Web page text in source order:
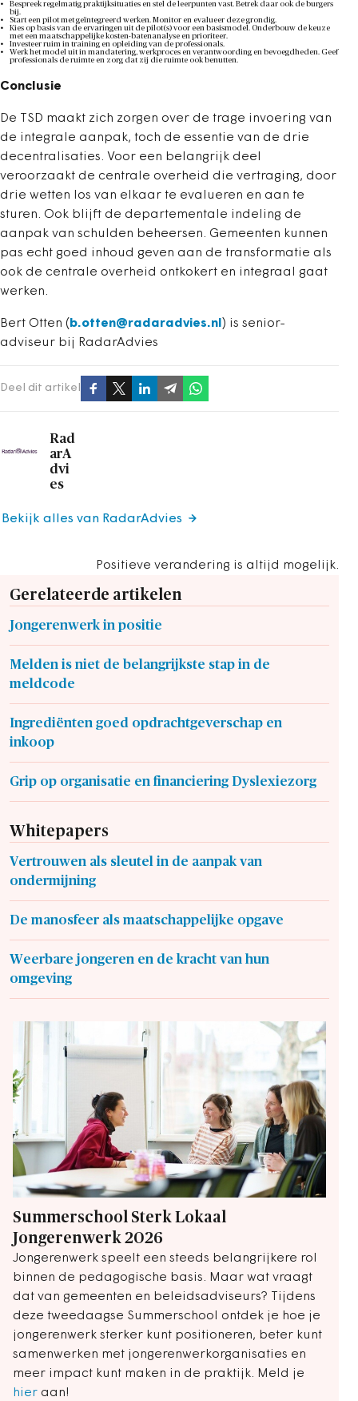
Bespreek regelmatig praktijksituaties en stel de leerpunten vast. Betrek daar ook de burgers
bij.
Start een pilot met geïntegreerd werken. Monitor en evalueer deze grondig.
Kies op basis van de ervaringen uit de pilot(s) voor een basismodel. Onderbouw de keuze
met een maatschappelijke kosten-batenanalyse en prioriteer.
Investeer ruim in training en opleiding van de professionals.
Werk het model uit in mandatering, werkproces en verantwoording en bevoegdheden. Geef
professionals de ruimte en zorg dat zij die ruimte ook benutten.
Conclusie
De TSD maakt zich zorgen over de trage invoering van
de integrale aanpak, toch de essentie van de drie
decentralisaties. Voor een belangrijk deel
veroorzaakt de centrale overheid die vertraging, door
drie wetten los van elkaar te evalueren en aan te
sturen. Ook blijft de departementale indeling de
aanpak van schulden beheersen. Gemeenten kunnen
pas echt goed inhoud geven aan de transformatie als
ook de centrale overheid ontkokert en integraal gaat
werken.
Bert Otten ( b.otten@radaradvies.nl ) is senior-
adviseur bij RadarAdvies
Deel dit artikel
Rad
arA
dvi
es
Positieve verandering is altijd mogelijk.
Bekijk alles van RadarAdvies
Gerelateerde artikelen
Jongerenwerk in positie
Melden is niet de belangrijkste stap in de
meldcode
Ingrediënten goed opdrachtgeverschap en
inkoop
Grip op organisatie en financiering Dyslexiezorg
Whitepapers
Vertrouwen als sleutel in de aanpak van
ondermijning
De manosfeer als maatschappelijke opgave
Weerbare jongeren en de kracht van hun
omgeving
Summerschool Sterk Lokaal
Jongerenwerk 2026
Jongerenwerk speelt een steeds belangrijkere rol
binnen de pedagogische basis. Maar wat vraagt
dat van gemeenten en beleidsadviseurs? Tijdens
deze tweedaagse Summerschool ontdek je hoe je
jongerenwerk sterker kunt positioneren, beter kunt
samenwerken met jongerenwerkorganisaties en
meer impact kunt maken in de praktijk. Meld je
hier aan!